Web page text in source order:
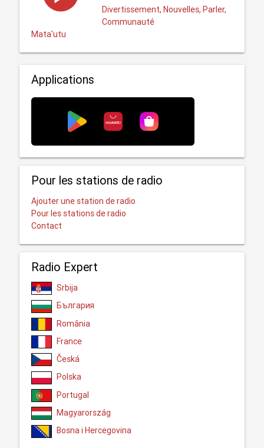
Divertissement, Nouvelles, Parler,
Communauté
Mata'utu
Applications
Pour les stations de radio
Ajouter une station de radio
Pour les stations de radio
Contact
Radio Expert
Srbija
България
România
France
Česká
Polska
Portugal
Magyarország
Bosna i Hercegovina